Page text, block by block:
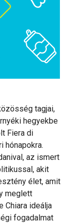
tagjai,
hegyekbe
Fiera di
hónapokra.
az ismert
akit
élet, amit
meglett
Chiara ideálja
fogadalmat